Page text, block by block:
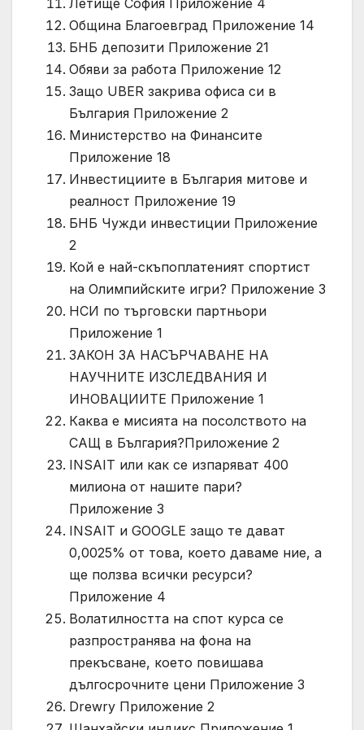
Община Благоевград Приложение 14
БНБ депозити Приложение 21
Обяви за работа Приложение 12
Защо UBER закрива офиса си в
България Приложение 2
Министерство на Финансите
Приложение 18
Инвестициите в България митове и
реалност Приложение 19
БНБ Чужди инвестиции Приложение
2
Кой е най-скъпоплатеният спортист
на Олимпийските игри? Приложение 3
НСИ по търговски партньори
Приложение 1
ЗАКОН ЗА НАСЪРЧАВАНЕ НА
НАУЧНИТЕ ИЗСЛЕДВАНИЯ И
ИНОВАЦИИТЕ Приложение 1
Каква е мисията на посолството на
САЩ в България?Приложение 2
INSAIT или как се изпаряват 400
милиона от нашите пари?
Приложение 3
INSAIT и GOOGLE защо те дават
0,0025% от това, което даваме ние, а
ще ползва всички ресурси?
Приложение 4
Волатилността на спот курса се
разпространява на фона на
прекъсване, което повишава
дългосрочните цени Приложение 3
Drewry Приложение 2